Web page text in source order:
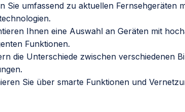
Sie umfassend zu aktuellen Fernsehgeräten
Ihnen eine Auswahl an Geräten mit
Funktionen.
die Unterschiede zwischen verschiedenen
Sie über smarte Funktionen und